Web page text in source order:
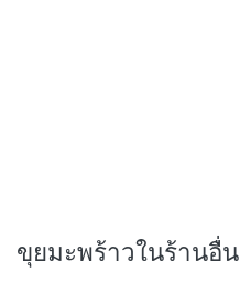
ขุยมะพร้าวในร้านอื่น